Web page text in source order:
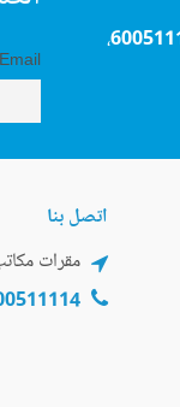
،
Email
اتصل بنا
مقرات